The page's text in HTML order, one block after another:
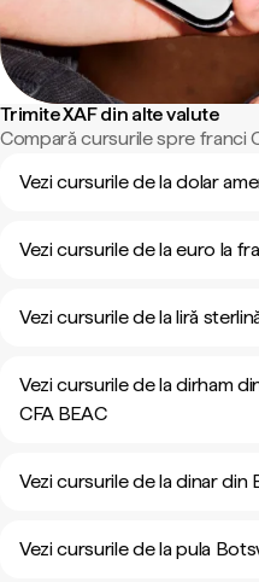
Trimite XAF din alte valute
Compară cursurile spre franci
Vezi cursurile de la dolar
Vezi cursurile de la euro la
Vezi cursurile de la liră
Vezi cursurile de la dirham
CFA BEAC
Vezi cursurile de la dinar din
Vezi cursurile de la pula